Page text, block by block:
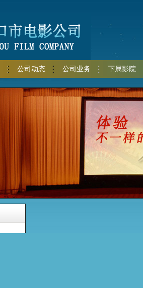
公司动态 公司业务 下属影院